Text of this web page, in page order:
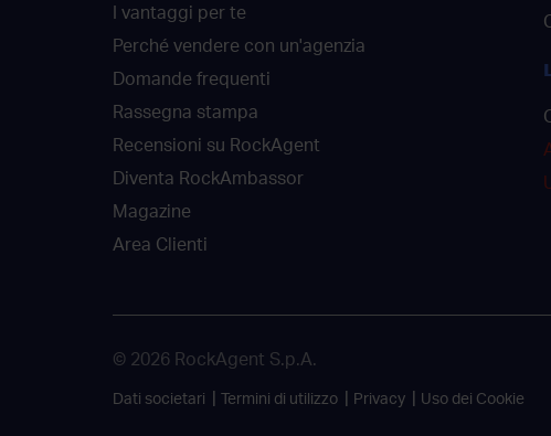
I vantaggi per te
Perché vendere con un'agenzia
Domande frequenti
Rassegna stampa
Recensioni su RockAgent
Diventa RockAmbassor
Magazine
Area Clienti
© 2026 RockAgent S.p.A.
Dati societari Termini di utilizzo Privacy Uso dei Cookie